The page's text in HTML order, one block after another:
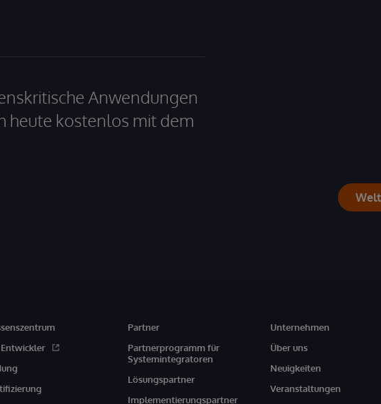
Anwendungen
heute kostenlos mit dem
Entwickler
Partner
Partnerprogramm für
Systemintegratoren
Lösungspartner
Implementierungspartner
Unternehmen
Über uns
Neuigkeiten
Veranstaltungen